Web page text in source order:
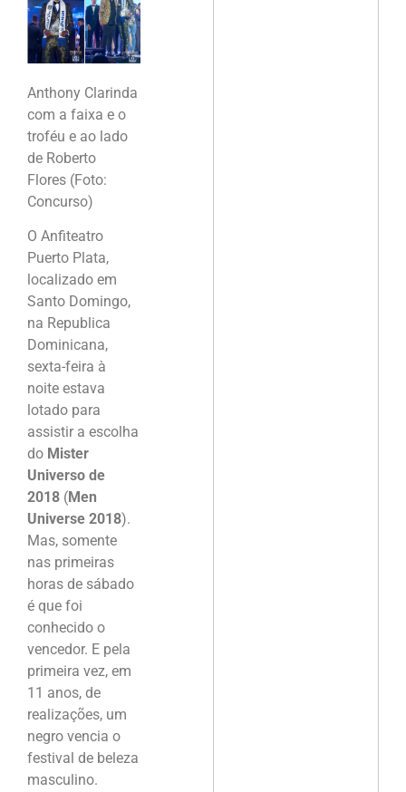
Anthony Clarinda
com a faixa e o
troféu e ao lado
de Roberto
Flores (Foto:
Concurso)
O Anfiteatro
Puerto Plata,
localizado em
Santo Domingo,
na Republica
Dominicana,
sexta-feira à
noite estava
lotado para
assistir a escolha
do Mister
Universo de
2018 (Men
Universe 2018).
Mas, somente
nas primeiras
horas de sábado
é que foi
conhecido o
vencedor. E pela
primeira vez, em
11 anos, de
realizações, um
negro vencia o
festival de beleza
masculino.